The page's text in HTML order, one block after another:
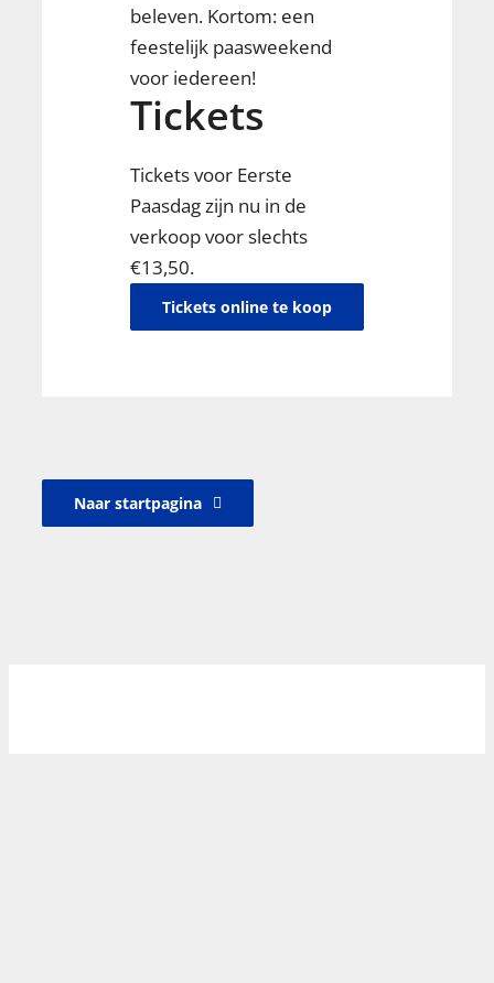
beleven. Kortom: een
feestelijk paasweekend
voor iedereen!
Tickets
Tickets voor Eerste
Paasdag zijn nu in de
verkoop voor slechts
€13,50.
Tickets online te koop
Naar startpagina